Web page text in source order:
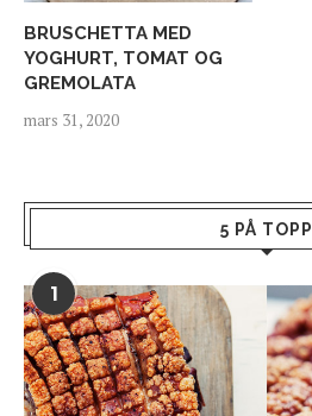
BRUSCHETTA MED
YOGHURT, TOMAT OG
GREMOLATA
mars 31, 2020
5 PÅ TOPP
1